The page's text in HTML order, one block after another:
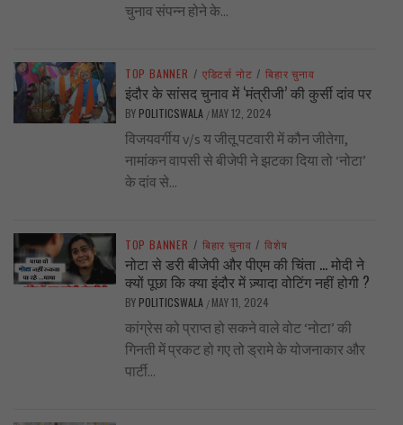
चुनाव संपन्न होने के...
TOP BANNER / एडिटर्स नोट / बिहार चुनाव
इंदौर के सांसद चुनाव में ‘मंत्रीजी’ की कुर्सी दांव पर
BY POLITICSWALA / MAY 12, 2024
विजयवर्गीय v/s य जीतू पटवारी में कौन जीतेगा,
नामांकन वापसी से बीजेपी ने झटका दिया तो ‘नोटा’
के दांव से...
TOP BANNER / बिहार चुनाव / विशेष
नोटा से डरी बीजेपी और पीएम की चिंता … मोदी ने
क्यों पूछा कि क्या इंदौर में ज़्यादा वोटिंग नहीं होगी ?
BY POLITICSWALA / MAY 11, 2024
कांग्रेस को प्राप्त हो सकने वाले वोट ‘नोटा’ की
गिनती में प्रकट हो गए तो ड्रामे के योजनाकार और
पार्टी...